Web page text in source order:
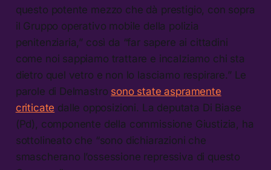
questo potente mezzo che dà prestigio, con sopra
il Gruppo operativo mobile della polizia
penitenziaria,” così da “far sapere ai cittadini
come noi sappiamo trattare e incalziamo chi sta
dietro quel vetro e non lo lasciamo respirare.” Le
parole di Delmastro sono state aspramente
criticate dalle opposizioni. La deputata Di Biase
(Pd), componente della commissione Giustizia, ha
sottolineato che “sono dichiarazioni che
smascherano l’ossessione repressiva di questo